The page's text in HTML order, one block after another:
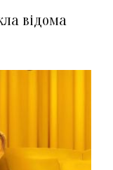
відома